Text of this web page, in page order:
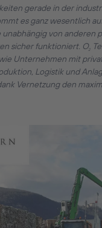
gerade in der
es ganz wesentlich
unabhängig von anderen
sicher funktioniert. O2
Unternehmen mit
Logistik und
Vernetzung den